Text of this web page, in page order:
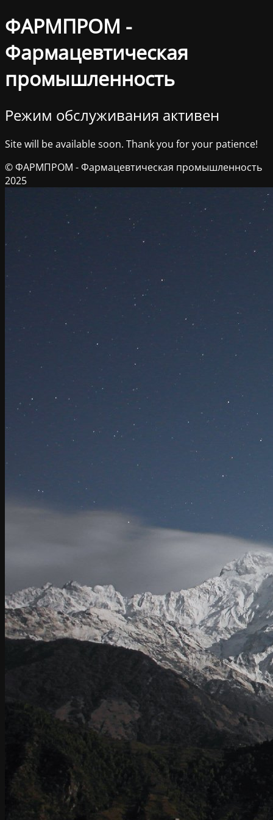
ФАРМПРОМ -
Фармацевтическая
промышленность
Режим обслуживания активен
Site will be available soon. Thank you for your patience!
© ФАРМПРОМ - Фармацевтическая промышленность
2025